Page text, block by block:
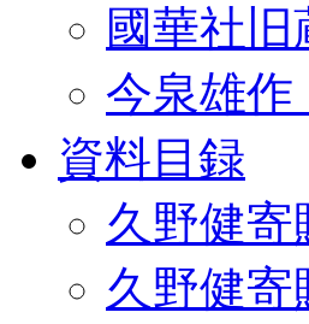
國華社
今泉雄作
資料目録
久野健寄
久野健